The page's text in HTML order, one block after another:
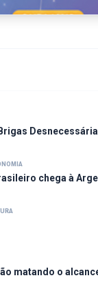
chega à
matando o